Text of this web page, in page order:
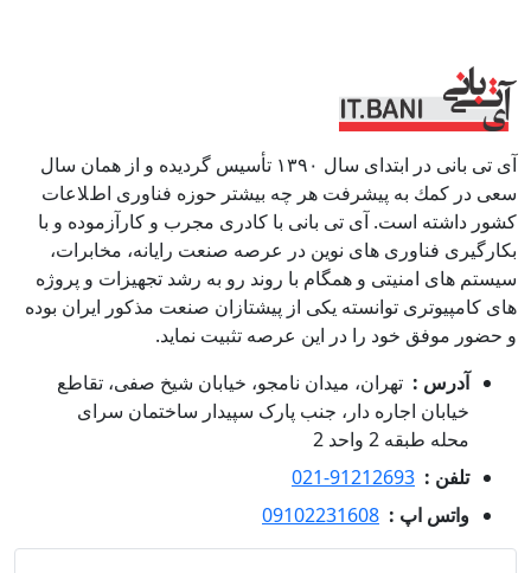
آی تی بانی در ابتداى سال ١٣٩٠ تأسيس گرديده و از همان سال
سعى در كمك به پيشرفت هر چه بيشتر حوزه فناورى اطﻼعات
كشور داشته است. آی تی بانی با كادرى مجرب و كارآزموده و با
بكارگيرى فناوری هاى نوين در عرصه صنعت رايانه، مخابرات،
سيستم هاى امنيتى و همگام با روند رو به رشد تجهيزات و پروژه
هاى كامپيوترى توانسته يكى از پيشتازان صنعت مذكور ايران بوده
و حضور موفق خود را در اين عرصه تثبيت نمايد.
آدرس : تهران، میدان نامجو، خیابان شیخ صفی، تقاطع
خیابان اجاره دار، جنب پارک سپیدار ساختمان سرای
محله طبقه 2 واحد 2
تلفن : 021-91212693
واتس اپ : 09102231608